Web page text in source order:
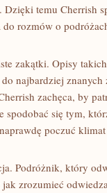
temu Cherrish
rozmów o
zakątki. Opisy
najbardziej
zachęca, by
spodobać się tym,
poczuć
Podróżnik, który
zrozumieć